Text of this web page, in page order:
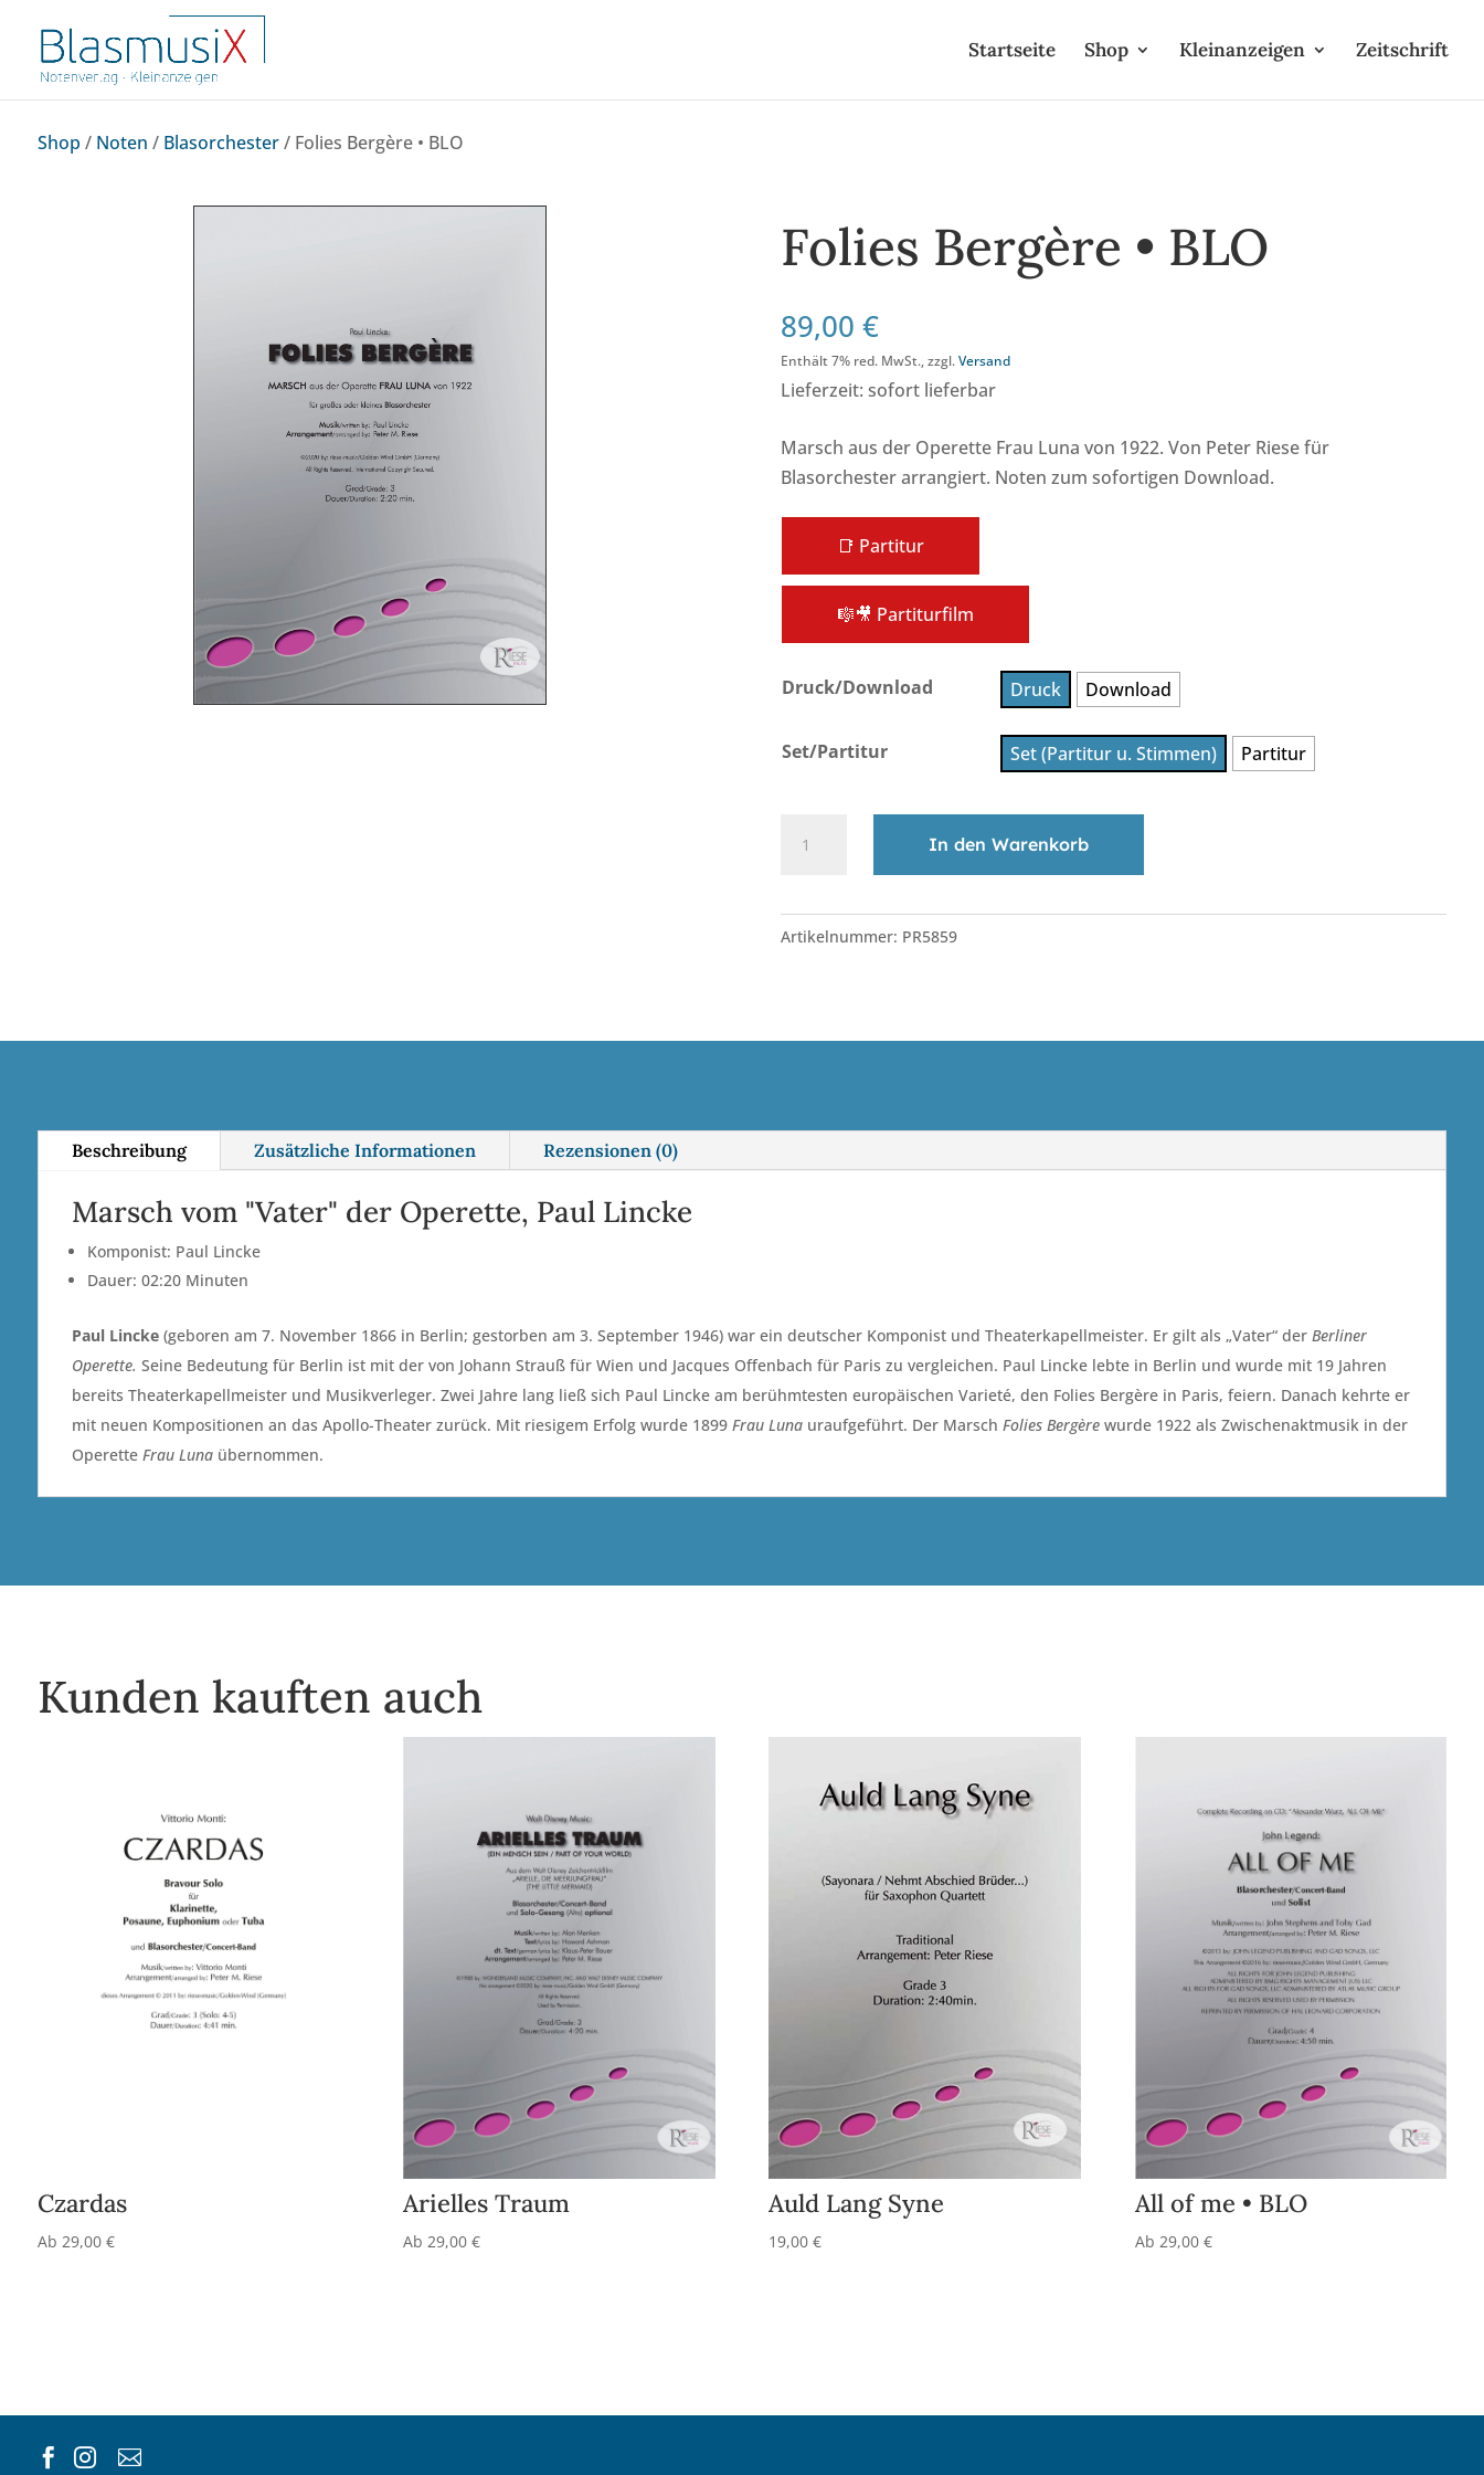
Startseite Shop Kleinanzeigen Zeitschrift
Shop / Noten / Blasorchester/ Folies Bergère • BLO
Folies Bergère • BLO
89,00€
Enthält 7% red. MwSt., zzgl.Versand
Lieferzeit: sofort lieferbar
Marsch aus der Operette Frau Luna von 1922. Von Peter Riese für
Blasorchester arrangiert. Noten zum sofortigen Download.
📑 Partitur
🎼🎥 Partiturfilm
Druck/Download Druck Download
Set/Partitur Set (Partitur u. Stimmen) Partitur
Bergère
BLO
Menge
In den Warenkorb
l
t
n
i
Artikelnummer: PR5859
Beschreibung Zusätzliche Informationen Rezensionen (0)
Marsch vom "Vater" der Operette, Paul Lincke
Komponist: Paul Lincke
Dauer: 02:20 Minuten
Paul Lincke(geboren am 7. November 1866 in Berlin; gestorben am 3. September 1946) war ein deutscher Komponist und Theaterkapellmeister. Er gilt als „Vater“ der Berliner
Operette. Seine Bedeutung für Berlin ist mit der von Johann Strauß für Wien und Jacques Offenbach für Paris zu vergleichen. Paul Lincke lebte in Berlin und wurde mit 19 Jahren
bereits Theaterkapellmeister und Musikverleger. Zwei Jahre lang ließ sich Paul Lincke am berühmtesten europäischen Varieté, den Folies Bergère in Paris, feiern. Danach kehrte er
mit neuen Kompositionen an das Apollo-Theater zurück. Mit riesigem Erfolg wurde 1899 Frau Lunauraufgeführt. Der Marsch Folies Bergèrewurde 1922 als Zwischenaktmusik in der
Operette Frau Lunaübernommen.
Kunden kauften auch
Czardas
Ab 29,00 €
Arielles Traum
Ab 29,00 €
Auld Lang Syne
19,00€
All of me • BLO
Ab 29,00 €
  